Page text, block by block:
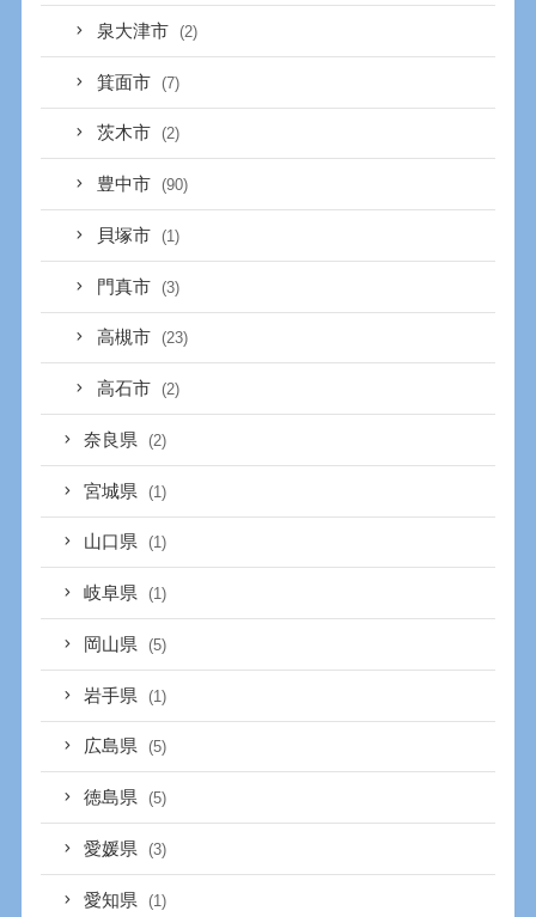
泉大津市 (2)
箕面市 (7)
茨木市 (2)
豊中市 (90)
貝塚市 (1)
門真市 (3)
高槻市 (23)
高石市 (2)
奈良県 (2)
宮城県 (1)
山口県 (1)
岐阜県 (1)
岡山県 (5)
岩手県 (1)
広島県 (5)
徳島県 (5)
愛媛県 (3)
愛知県 (1)